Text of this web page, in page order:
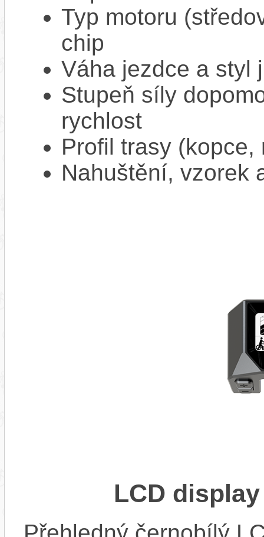
Typ motoru
chip
Váha jezdce a styl
Stupeň síly
rychlost
Profil trasy
Nahuštění, vzorek
LCD